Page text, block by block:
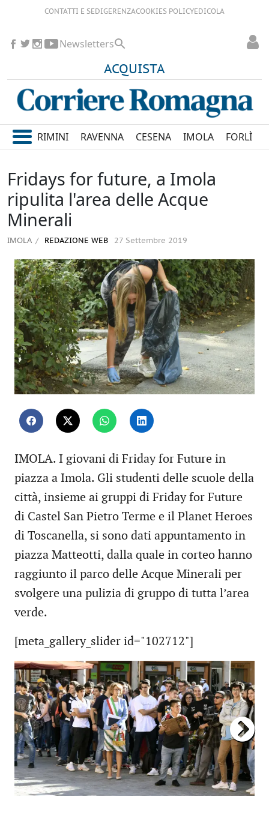
CONTATTI E SEDIGERENZACOOKIES POLICYEDICOLA
ACQUISTA
Newsletters
RIMINI RAVENNA CESENA IMOLA FORLÌ
Fridays for future, a Imola
ripulita l'area delle Acque
Minerali
IMOLA REDAZIONE WEB 27 Settembre 2019
IMOLA. I giovani di Friday for Future in
piazza a Imola. Gli studenti delle scuole della
città, insieme ai gruppi di Friday for Future
di Castel San Pietro Terme e il Planet Heroes
di Toscanella, si sono dati appuntamento in
piazza Matteotti, dalla quale in corteo hanno
raggiunto il parco delle Acque Minerali per
svolgere una pulizia di gruppo di tutta l’area
verde.
[meta_gallery_slider id="102712"]